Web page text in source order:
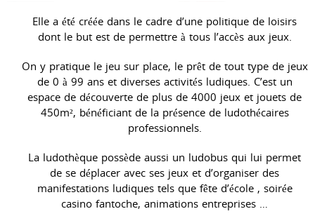
Elle a été créée dans le cadre d’une politique de loisirs
dont le but est de permettre à tous l’accès aux jeux.
On y pratique le jeu sur place, le prêt de tout type de jeux
de 0 à 99 ans et diverses activités ludiques. C’est un
espace de découverte de plus de 4000 jeux et jouets de
450m², bénéficiant de la présence de ludothécaires
professionnels.
La ludothèque possède aussi un ludobus qui lui permet
de se déplacer avec ses jeux et d’organiser des
manifestations ludiques tels que fête d’école , soirée
casino fantoche, animations entreprises …